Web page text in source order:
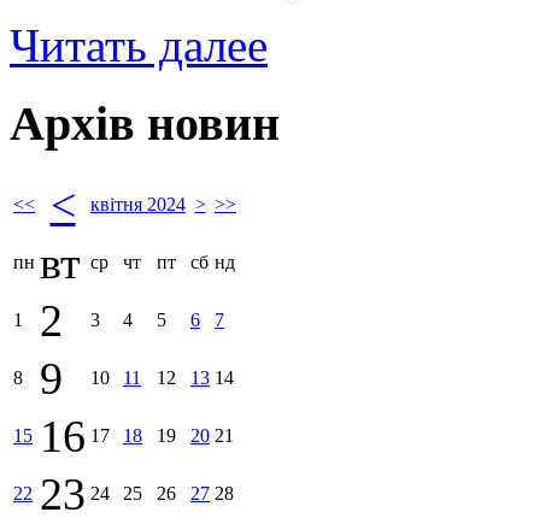
Читать далее
Архів новин
<< < квітня 2024 > >>
пн вт ср чт пт сб нд
1 2 3 4 5 6 7
8 9 10 11 12 13 14
15 16 17 18 19 20 21
22 23 24 25 26 27 28